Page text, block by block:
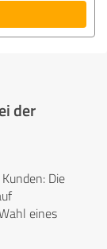
der
Die
eines